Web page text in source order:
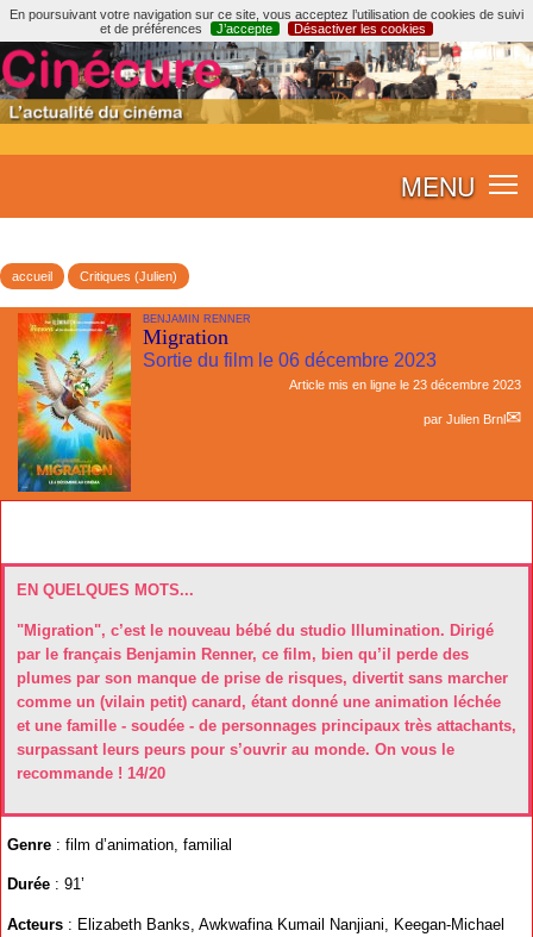
En poursuivant votre navigation sur ce site, vous acceptez l’utilisation de cookies de suivi
et de préférences
J’accepte Désactiver les cookies
MENU
accueil Critiques (Julien)
BENJAMIN RENNER
Migration
Sortie du film le 06 décembre 2023
Article mis en ligne le 23 décembre 2023
par Julien Brnl
EN QUELQUES MOTS...
"Migration", c’est le nouveau bébé du studio Illumination. Dirigé
par le français Benjamin Renner, ce film, bien qu’il perde des
plumes par son manque de prise de risques, divertit sans marcher
comme un (vilain petit) canard, étant donné une animation léchée
et une famille - soudée - de personnages principaux très attachants,
surpassant leurs peurs pour s’ouvrir au monde. On vous le
recommande ! 14/20
Genre : film d’animation, familial
Durée : 91’
Acteurs : Elizabeth Banks, Awkwafina Kumail Nanjiani, Keegan-Michael